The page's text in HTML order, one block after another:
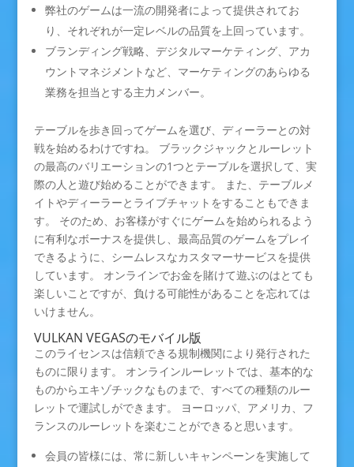
弊社のゲームは一流の開発者によって提供されてお
り、それぞれが一定レベルの品質を上回っています。
ブランディング戦略、デジタルマーケティング、アカ
ウントマネジメントなど、マーケティングのあらゆる
業務を担当とする主力メンバー。
テーブルを歩き回ってゲームを選び、ディーラーとの対
戦を始めるわけですね。 ブラックジャックとルーレット
の最高のバリエーションの1つとテーブルを選択して、実
際の人と遊び始めることができます。 また、テーブルメ
イトやディーラーとライブチャットをすることもできま
す。 そのため、お客様がすぐにゲームを始められるよう
に有利なボーナスを提供し、最高品質のゲームをプレイ
できるように、シームレスなカスタマーサービスを提供
しています。 オンラインでお金を賭けて遊ぶのはとても
楽しいことですが、負ける可能性があることを忘れては
いけません。
VULKAN VEGASのモバイル版
このライセンスは信頼できる規制機関により発行された
ものに限ります。 オンラインルーレットでは、基本的な
ものからエキゾチックなものまで、すべての種類のルー
レットで運試しができます。 ヨーロッパ、アメリカ、フ
ランスのルーレットを楽むことができると思います。
会員の皆様には、常に新しいキャンペーンを実施して